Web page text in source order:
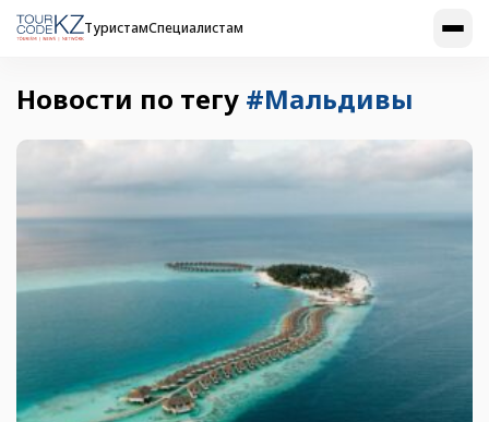
ТуристамСпециалистам
Новости по тегу #Мальдивы